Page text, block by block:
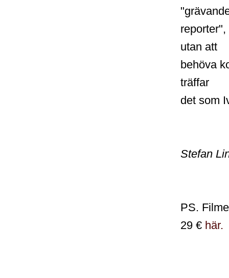
utan att
behöva
träffar
det som
Stefan
PS.
29 € här.